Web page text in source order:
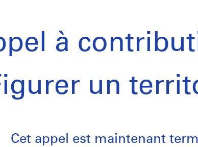
à
un
Cet appel est maintenant